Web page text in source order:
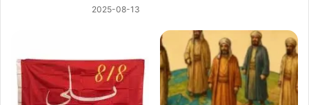
2025-08-13